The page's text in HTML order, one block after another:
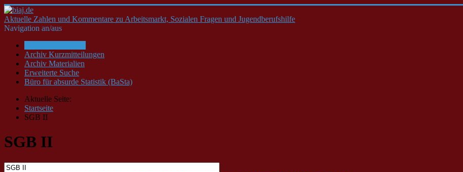
Aktuelle Zahlen und Kommentare zu Arbeitsmarkt, Sozialen Fragen und Jugendberufshilfe
Navigation an/aus
Archiv Kurzmitteilungen
Archiv Materialien
Erweiterte Suche
Büro für absurde Statistik (BaSta)
Aktuelle Seite:
Startseite
SGB II
SGB II